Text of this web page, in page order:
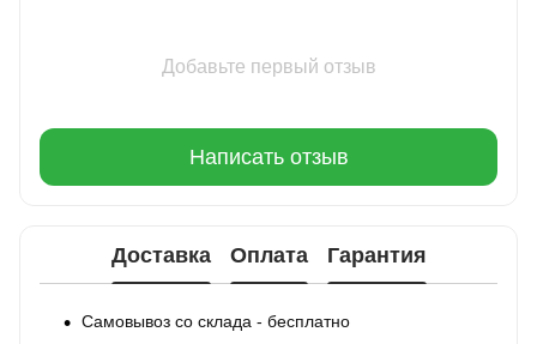
Добавьте первый отзыв
Написать отзыв
Доставка Оплата Гарантия
Самовывоз со склада - бесплатно